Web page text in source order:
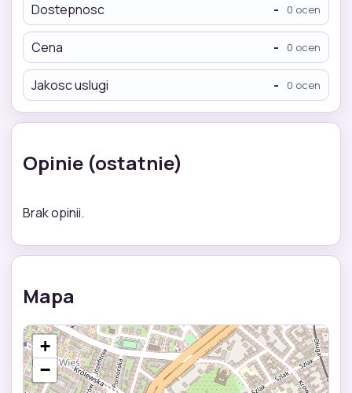
Dostepnosc - 0 ocen
Cena - 0 ocen
Jakosc uslugi - 0 ocen
Opinie (ostatnie)
Brak opinii.
Mapa
+
−